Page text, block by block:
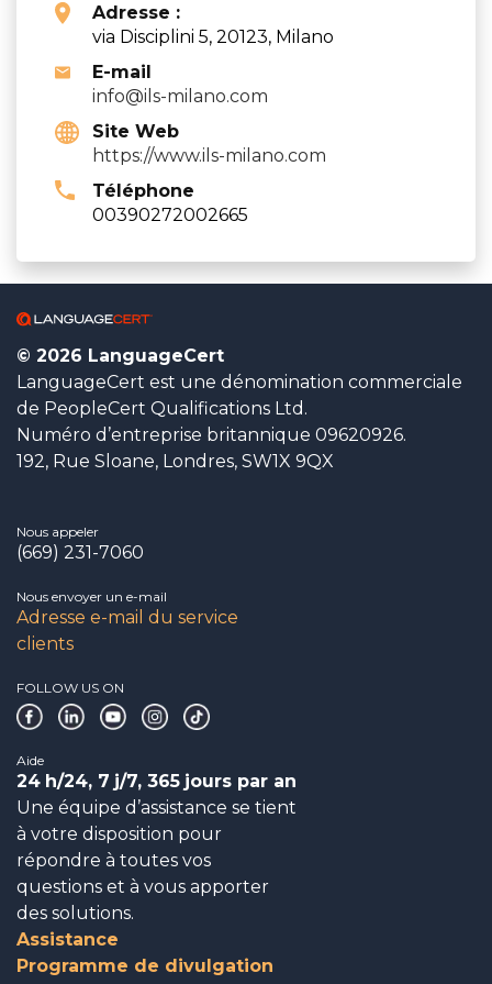
Adresse :
via Disciplini 5, 20123, Milano
E-mail
info@ils-milano.com
Site Web
https://www.ils-milano.com
Téléphone
00390272002665
© 2026 LanguageCert
LanguageCert est une dénomination commerciale
de PeopleCert Qualifications Ltd.
Numéro d’entreprise britannique 09620926.
192, Rue Sloane, Londres, SW1X 9QX
Nous appeler
(669) 231-7060
Nous envoyer un e-mail
Adresse e-mail du service
clients
FOLLOW US ON
Aide
24 h/24, 7 j/7, 365 jours par an
Une équipe d’assistance se tient
à votre disposition pour
répondre à toutes vos
questions et à vous apporter
des solutions.
Assistance
Programme de divulgation